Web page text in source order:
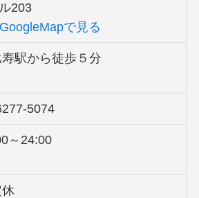
203
で見る
駅から徒歩５分
5074
～24:00